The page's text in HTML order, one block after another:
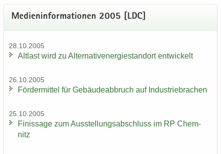
Me­di­en­in­for­ma­tio­nen 2005 [LDC]
28.10.2005
Alt­last wird zu Al­ter­na­tiv­ener­gie­stand­ort ent­wi­ckelt
26.10.2005
För­der­mit­tel für Ge­bäu­de­ab­bruch auf In­dus­trie­bra­chen
25.10.2005
Fi­nis­sa­ge zum Aus­stel­lungs­ab­schluss im RP Chem­
nitz